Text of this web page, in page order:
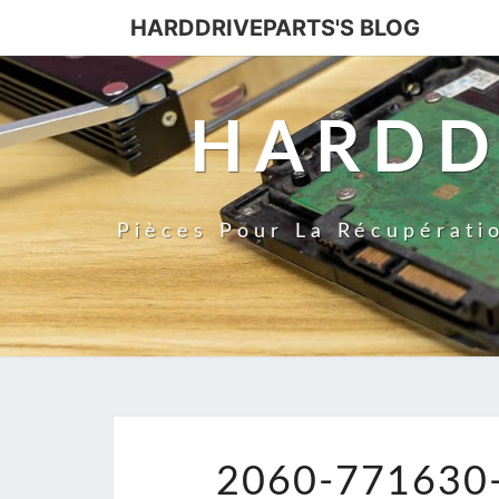
HARDDRIVEPARTS'S BLOG
Pièces Pour La
2060-